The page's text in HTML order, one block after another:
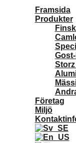
Framsida
Produkter
Företag
Miljö